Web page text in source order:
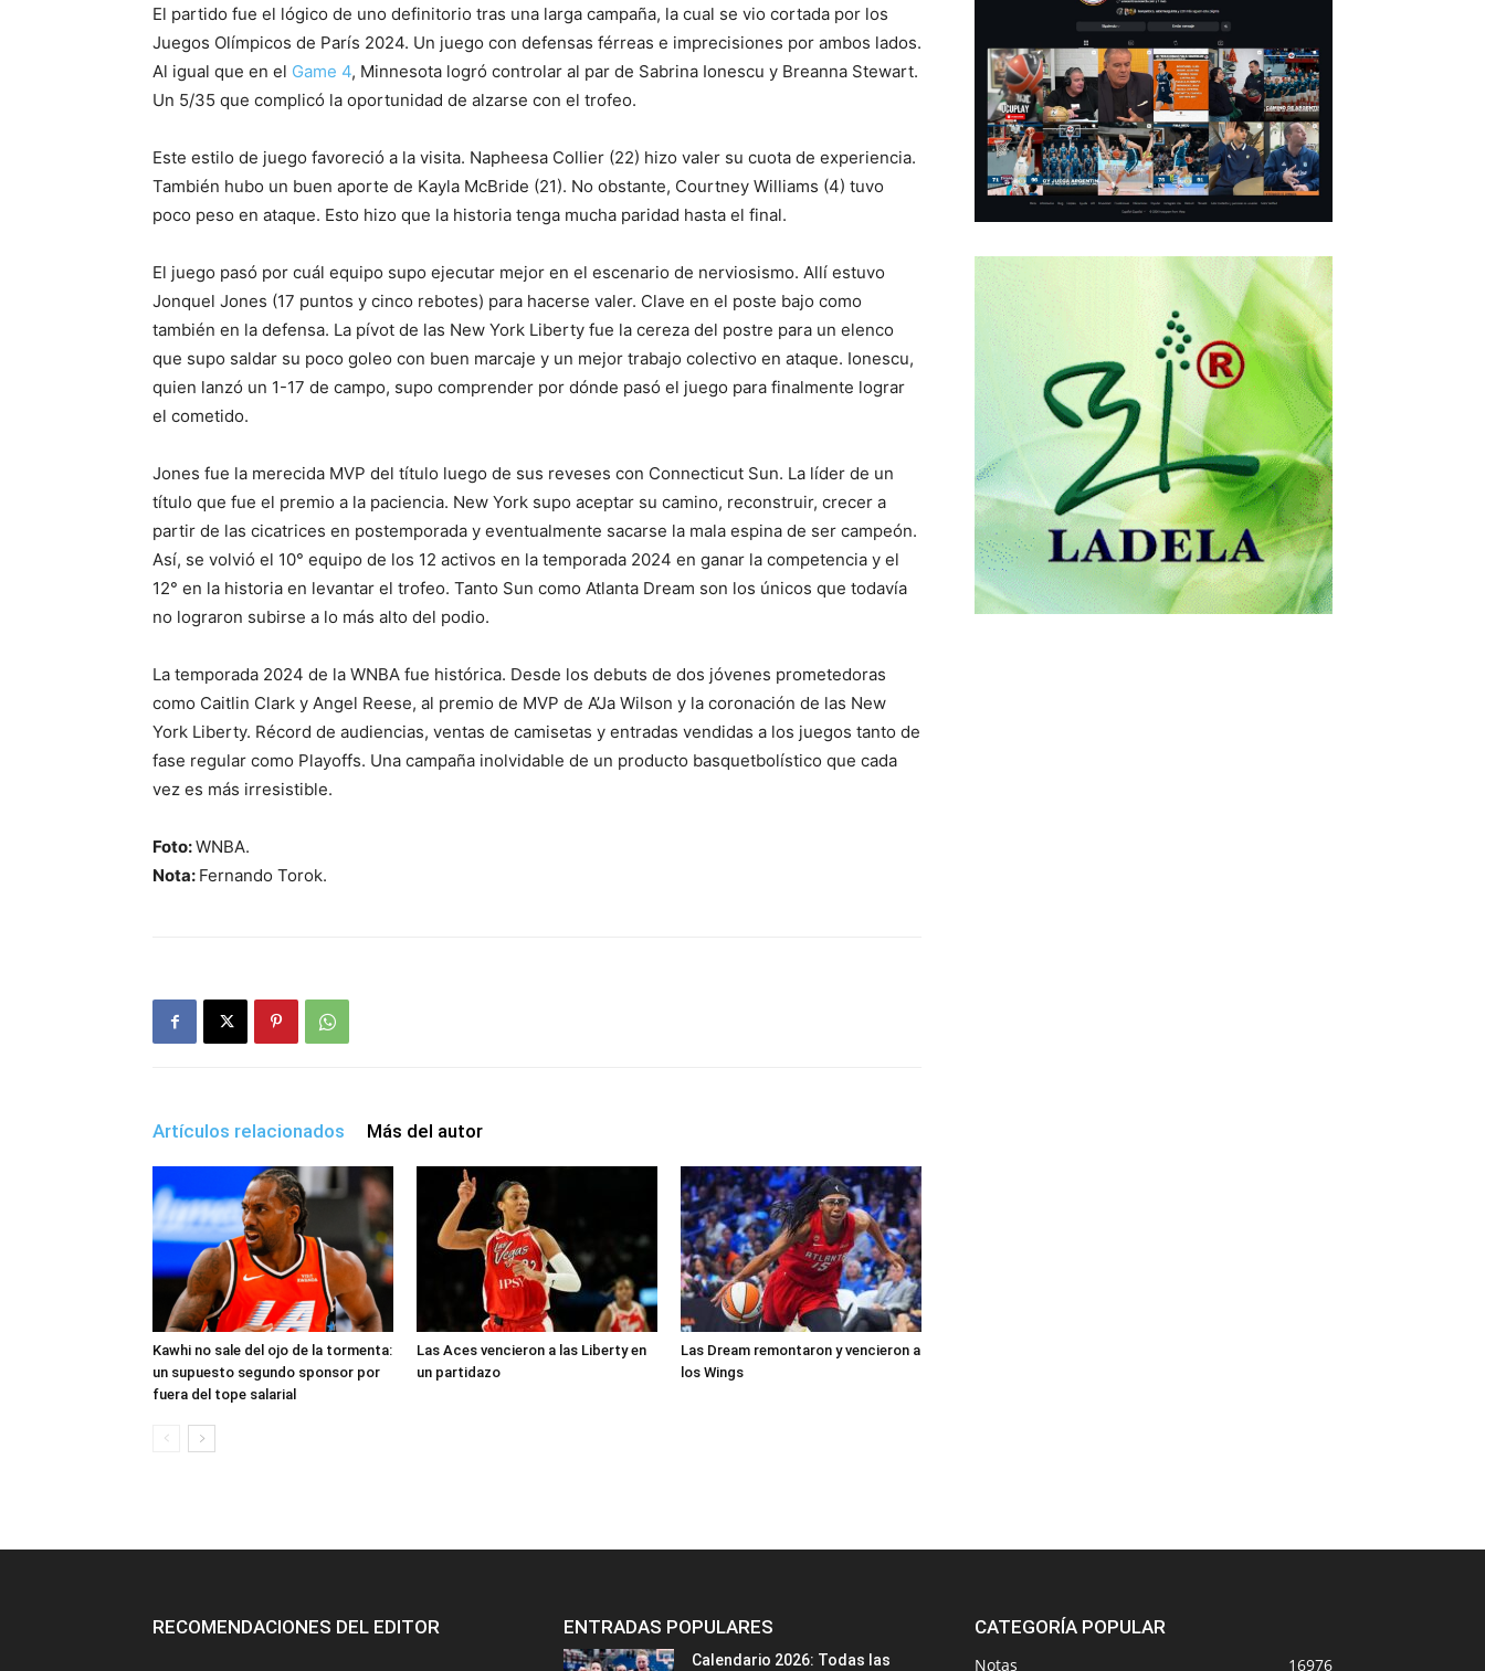
El partido fue el lógico de uno definitorio tras una larga campaña, la cual se vio cortada por los
Juegos Olímpicos de París 2024. Un juego con defensas férreas e imprecisiones por ambos lados.
Al igual que en el Game 4, Minnesota logró controlar al par de Sabrina Ionescu y Breanna Stewart.
Un 5/35 que complicó la oportunidad de alzarse con el trofeo.
Este estilo de juego favoreció a la visita. Napheesa Collier (22) hizo valer su cuota de experiencia.
También hubo un buen aporte de Kayla McBride (21). No obstante, Courtney Williams (4) tuvo
poco peso en ataque. Esto hizo que la historia tenga mucha paridad hasta el final.
El juego pasó por cuál equipo supo ejecutar mejor en el escenario de nerviosismo. Allí estuvo
Jonquel Jones (17 puntos y cinco rebotes) para hacerse valer. Clave en el poste bajo como
también en la defensa. La pívot de las New York Liberty fue la cereza del postre para un elenco
que supo saldar su poco goleo con buen marcaje y un mejor trabajo colectivo en ataque. Ionescu,
quien lanzó un 1-17 de campo, supo comprender por dónde pasó el juego para finalmente lograr
el cometido.
Jones fue la merecida MVP del título luego de sus reveses con Connecticut Sun. La líder de un
título que fue el premio a la paciencia. New York supo aceptar su camino, reconstruir, crecer a
partir de las cicatrices en postemporada y eventualmente sacarse la mala espina de ser campeón.
Así, se volvió el 10° equipo de los 12 activos en la temporada 2024 en ganar la competencia y el
12° en la historia en levantar el trofeo. Tanto Sun como Atlanta Dream son los únicos que todavía
no lograron subirse a lo más alto del podio.
La temporada 2024 de la WNBA fue histórica. Desde los debuts de dos jóvenes prometedoras
como Caitlin Clark y Angel Reese, al premio de MVP de A’Ja Wilson y la coronación de las New
York Liberty. Récord de audiencias, ventas de camisetas y entradas vendidas a los juegos tanto de
fase regular como Playoffs. Una campaña inolvidable de un producto basquetbolístico que cada
vez es más irresistible.
Foto:WNBA.
Nota: Fernando Torok.
Artículos relacionados Más del autor
Kawhi no sale del ojo de la tormenta:
un supuesto segundo sponsor por
fuera del tope salarial
Las Aces vencieron a las Liberty en
un partidazo
Las Dream remontaron y vencieron a
los Wings
RECOMENDACIONES DEL EDITOR ENTRADAS POPULARES
Calendario 2026: Todas las
CATEGORÍA POPULAR
Notas 16976